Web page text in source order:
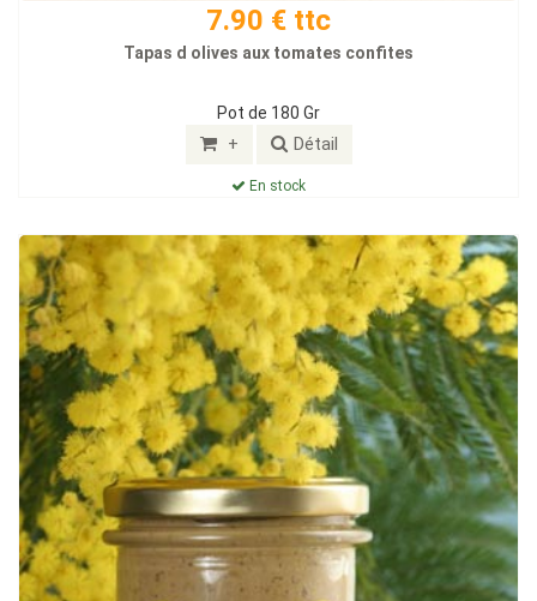
7.90 € ttc
Tapas d olives aux tomates confites
Pot de 180 Gr
+ Détail
En stock